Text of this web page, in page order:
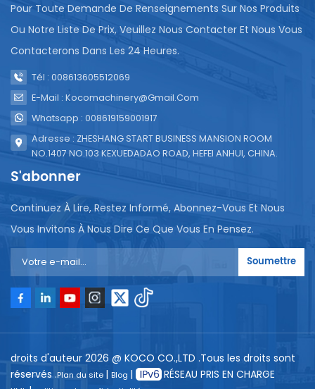
Pour Toute Demande De Renseignements Sur Nos Produits
Ou Notre Liste De Prix, Veuillez Nous Contacter Et Nous Vous
Contacterons Dans Les 24 Heures.
Tél : 008613605512069
E-Mail : Kocomachinery@gmail.com
Whatsapp : 008619159001917
Adresse : ZHESHANG START BUSINESS MANSION ROOM
NO.1407 NO.103 KEXUEDADAO ROAD, HEFEI ANHUI, CHINA.
S'abonner
Continuez À Lire, Restez Informé, Abonnez-Vous Et Nous
Vous Invitons À Nous Dire Ce Que Vous En Pensez.
Soumettre
droits d'auteur 2026 @ KOCO CO.,LTD .Tous les droits sont
réservés .Plan du site | Blog | RÉSEAU PRIS EN CHARGE